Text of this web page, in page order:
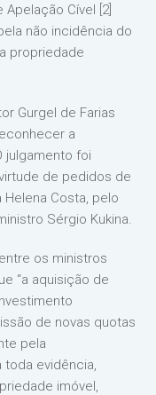
Cível [2]
não incidência do
propriedade
Gurgel de Farias
a
julgamento foi
de pedidos de
Costa, pelo
Sérgio Kukina.
os ministros
“a aquisição de
de novas quotas
pela
toda evidência,
imóvel,